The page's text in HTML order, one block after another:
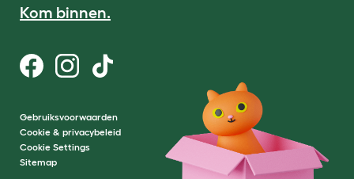
Kom binnen.
Gebruiksvoorwaarden
Cookie & privacybeleid
Cookie Settings
Sitemap